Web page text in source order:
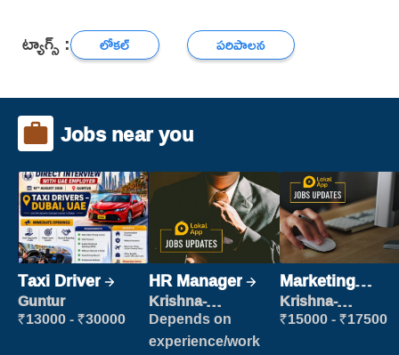
ట్యాగ్స్ : లోకల్ పరిపాలన
Jobs near you
Taxi Driver
Guntur
₹13000 - ₹30000
HR Manager
Krishna-
vijayawada
Depends on
experience/work
Marketing
Executive
Krishna-
vijayawada
₹15000 - ₹17500